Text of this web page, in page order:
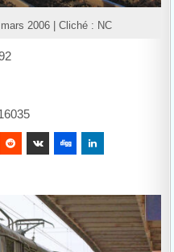
2006 | Cliché : NC